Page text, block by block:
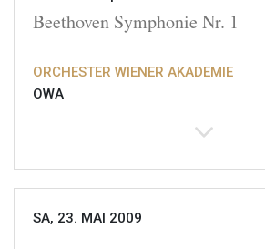
Beethoven Symphonie Nr. 1
ORCHESTER WIENER AKADEMIE
OWA
SA, 23. MAI 2009